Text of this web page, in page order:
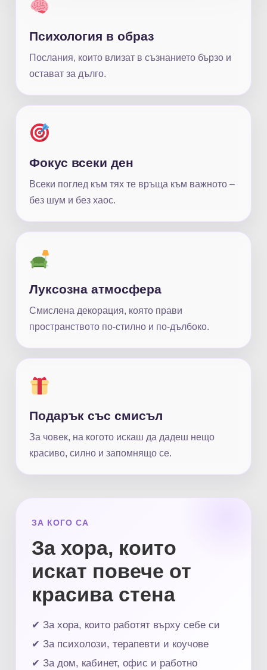
Психология в образ
Послания, които влизат в съзнанието бързо и
остават за дълго.
Фокус всеки ден
Всеки поглед към тях те връща към важното –
без шум и без хаос.
Луксозна атмосфера
Смислена декорация, която прави
пространството по-стилно и по-дълбоко.
Подарък със смисъл
За човек, на когото искаш да дадеш нещо
красиво, силно и запомнящо се.
ЗА КОГО СА
За хора, които
искат повече от
красива стена
✔ За хора, които работят върху себе си
✔ За психолози, терапевти и коучове
✔ За дом, кабинет, офис и работно